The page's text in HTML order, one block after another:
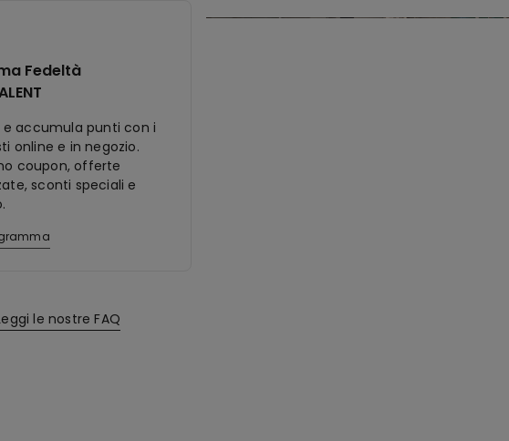
Fedeltà
e accumula punti con i
online e in negozio.
coupon, offerte
sconti speciali e
le nostre FAQ